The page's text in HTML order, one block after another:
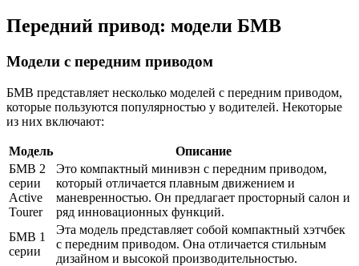
Передний привод: модели БМВ
Модели с передним приводом
БМВ представляет несколько моделей с передним приводом,
которые пользуются популярностью у водителей. Некоторые
из них включают:
Модель
Описание
БМВ 2
серии
Active
Tourer
Это компактный минивэн с передним приводом,
который отличается плавным движением и
маневренностью. Он предлагает просторный салон и
ряд инновационных функций.
БМВ 1
серии
Эта модель представляет собой компактный хэтчбек
с передним приводом. Она отличается стильным
дизайном и высокой производительностью.